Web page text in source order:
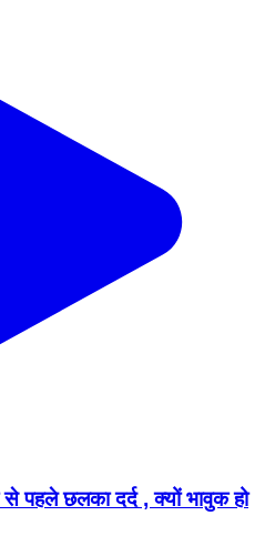
पहले छलका दर्द , क्यों भावुक हो